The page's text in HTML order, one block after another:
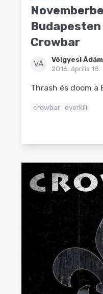
Budapesten
Crowbar
VÁ
Völgyesi Ádám
2016. április 18.
Thrash és doom a
crowbar overkill